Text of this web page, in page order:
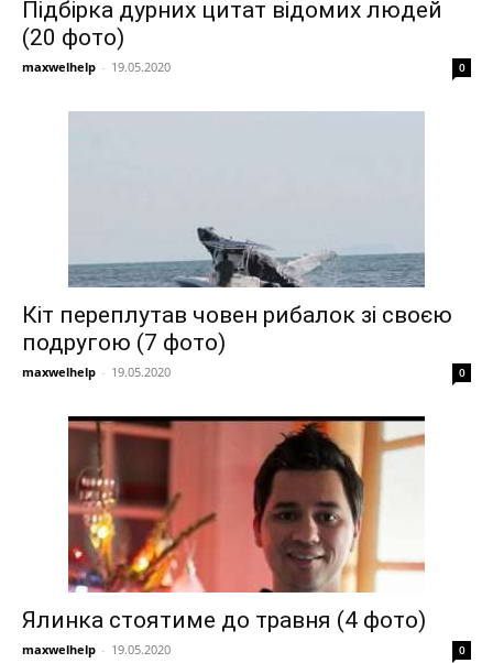
Підбірка дурних цитат відомих людей
(20 фото)
maxwelhelp - 19.05.2020 0
Кіт переплутав човен рибалок зі своєю
подругою (7 фото)
maxwelhelp - 19.05.2020 0
Ялинка стоятиме до травня (4 фото)
maxwelhelp - 19.05.2020 0